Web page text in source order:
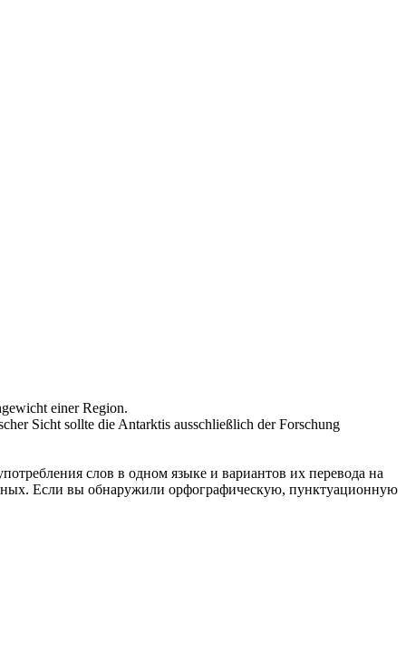
einer Region.
Sicht sollte die Antarktis ausschließlich der Forschung
слов в одном языке и вариантов их перевода на
Если вы обнаружили орфографическую, пунктуационную